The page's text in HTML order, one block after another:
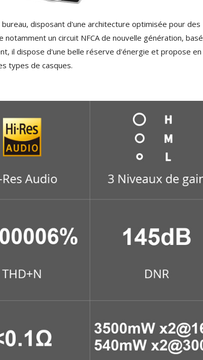
disposant d'une architecture optimisée pour des
un circuit NFCA de nouvelle génération, basé
il dispose d'une belle réserve d'énergie et propose en
types de casques.